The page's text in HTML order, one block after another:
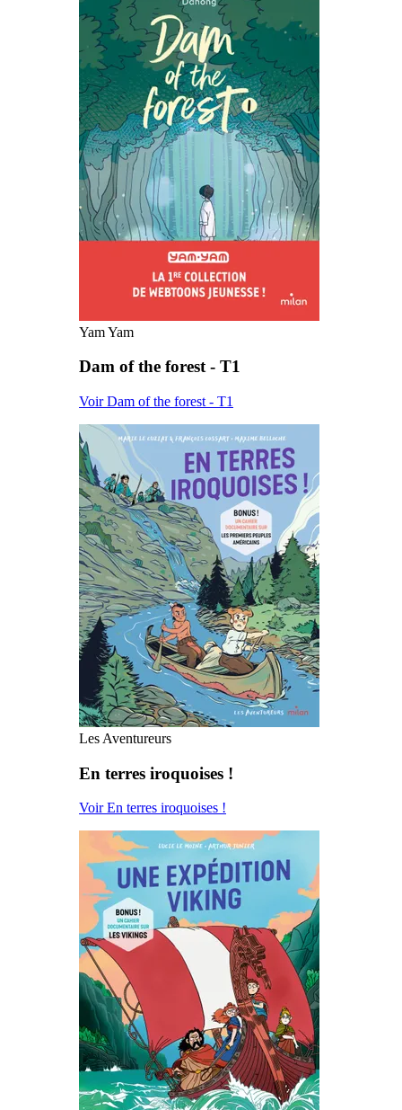
Yam Yam
Dam of the forest - T1
Voir Dam of the forest - T1
Les Aventureurs
En terres iroquoises !
Voir En terres iroquoises !